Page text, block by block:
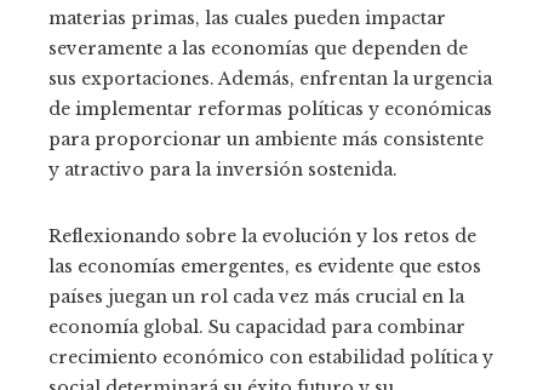
materias primas, las cuales pueden impactar
severamente a las economías que dependen de
sus exportaciones. Además, enfrentan la urgencia
de implementar reformas políticas y económicas
para proporcionar un ambiente más consistente
y atractivo para la inversión sostenida.
Reflexionando sobre la evolución y los retos de
las economías emergentes, es evidente que estos
países juegan un rol cada vez más crucial en la
economía global. Su capacidad para combinar
crecimiento económico con estabilidad política y